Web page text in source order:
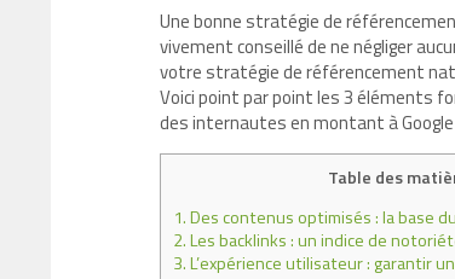
Une bonne stratégie de
vivement conseillé de ne négliger
votre stratégie de référencement
Voici point par point les 3 éléments
des internautes en montant à
Table des
1.Des contenus optimisés : la base
2.Les backlinks : un indice de
3.L’expérience utilisateur : garantir